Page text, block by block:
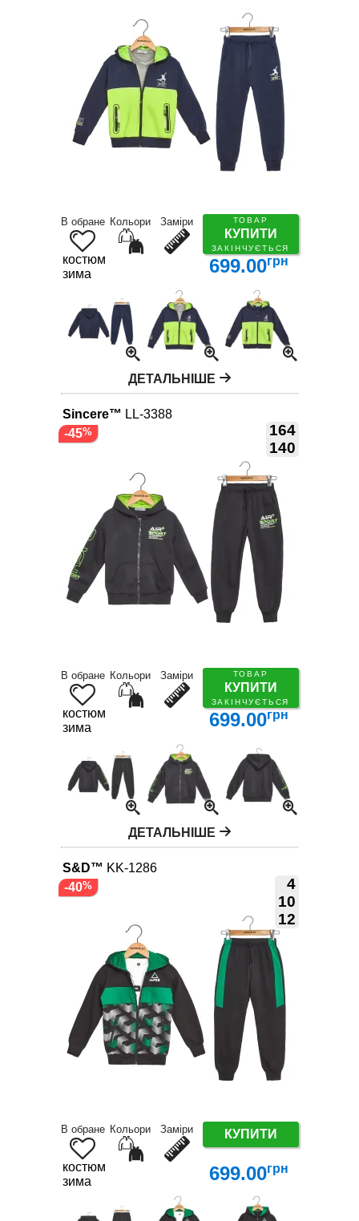
В обране Кольори Заміри ТОВАР
КУПИТИ
ЗАКІНЧУЄТЬСЯ
костюм
зима
699.00грн
ДЕТАЛЬНІШЕ
Sincere™ LL-3388
164
140
В обране Кольори Заміри ТОВАР
КУПИТИ
ЗАКІНЧУЄТЬСЯ
костюм
зима
699.00грн
-45
ДЕТАЛЬНІШЕ
S&D™ KK-1286
4
10
12
В обране Кольори Заміри КУПИТИ
костюм
зима
699.00грн
-40